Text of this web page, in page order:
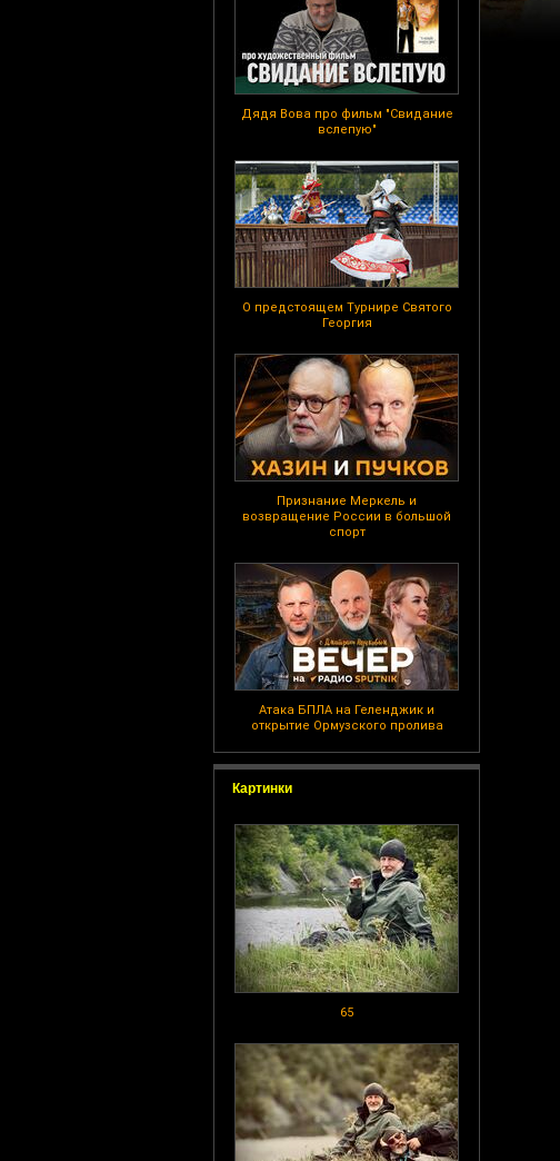
Дядя Вова про фильм "Свидание
вслепую"
О предстоящем Турнире Святого
Георгия
Признание Меркель и
возвращение России в большой
спорт
Атака БПЛА на Геленджик и
открытие Ормузского пролива
Картинки
65